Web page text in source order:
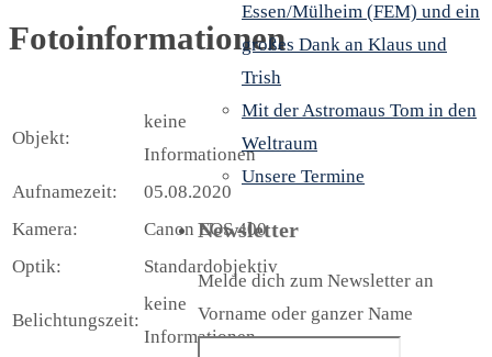
Fotoinformationen
Objekt:
keine
Informationen
Aufnamezeit:
05.08.2020
Kamera:
Canon EOS 400
Optik:
Standardobjektiv
Belichtungszeit:
keine
Informationen
Essen/Mülheim (FEM) und ein
großes Dank an Klaus und
Trish
Mit der Astromaus Tom in den
Weltraum
Unsere Termine
Newsletter
Melde dich zum Newsletter an
Vorname oder ganzer Name